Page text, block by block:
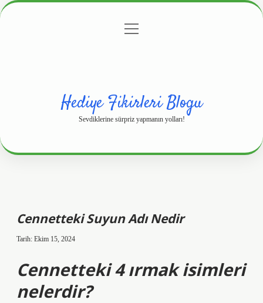
Gizlilik Politikası
menüyü
Hediye Fikirleri Blogu
Sevdiklerine sürpriz yapmanın yolları!
Cennetteki Suyun Adı Nedir
Tarih: Ekim 15, 2024
Cennetteki 4 ırmak isimleri
nelerdir?